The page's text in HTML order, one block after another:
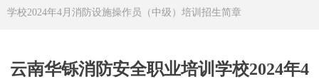
学校2024年4月消防设施操作员（中级）培训招生简章
云南华铄消防安全职业培训学校2024年4